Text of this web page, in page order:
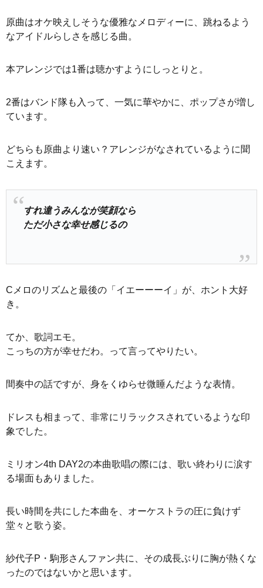
原曲はオケ映えしそうな優雅なメロディーに、跳ねるよう
なアイドルらしさを感じる曲。
本アレンジでは1番は聴かすようにしっとりと。
2番はバンド隊も入って、一気に華やかに、ポップさが増し
ています。
どちらも原曲より速い？アレンジがなされているように聞
こえます。
すれ違うみんなが笑顔なら
ただ小さな幸せ感じるの
Cメロのリズムと最後の「イエーーーイ」が、ホント大好
き。
てか、歌詞エモ。
こっちの方が幸せだわ。って言ってやりたい。
間奏中の話ですが、身をくゆらせ微睡んだような表情。
ドレスも相まって、非常にリラックスされているような印
象でした。
ミリオン4th DAY2の本曲歌唱の際には、歌い終わりに涙す
る場面もありました。
長い時間を共にした本曲を、オーケストラの圧に負けず
堂々と歌う姿。
紗代子P・駒形さんファン共に、その成長ぶりに胸が熱くな
ったのではないかと思います。